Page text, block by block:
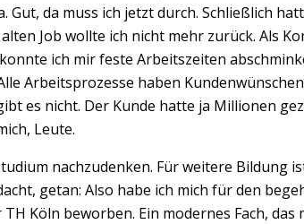
Gut, da muss ich jetzt durch. Schließlich
Job wollte ich nicht mehr zurück. Als
ich mir feste Arbeitszeiten
Arbeitsprozesse haben
es nicht. Der Kunde hatte ja Millionen
Leute.
nachzudenken. Für weitere Bildung
getan: Also habe ich mich für den
Köln beworben. Ein modernes Fach, das